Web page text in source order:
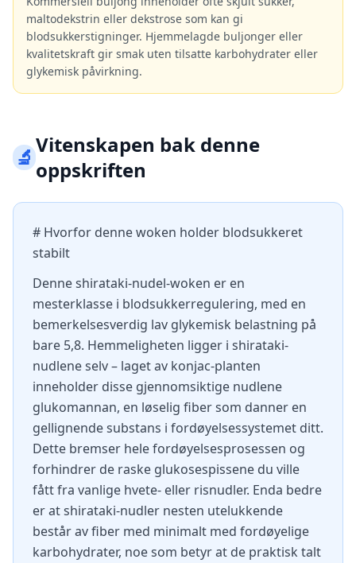
maltodekstrin eller dekstrose som kan gi
blodsukkerstigninger. Hjemmelagde buljonger eller
kvalitetskraft gir smak uten tilsatte karbohydrater eller
glykemisk påvirkning.
🔬Vitenskapen bak denne
oppskriften
# Hvorfor denne woken holder blodsukkeret
stabilt
Denne shirataki-nudel-woken er en
mesterklasse i blodsukkerregulering, med en
bemerkelsesverdig lav glykemisk belastning på
bare 5,8. Hemmeligheten ligger i shirataki-
nudlene selv – laget av konjac-planten
inneholder disse gjennomsiktige nudlene
glukomannan, en løselig fiber som danner en
gellignende substans i fordøyelsessystemet ditt.
Dette bremser hele fordøyelsesprosessen og
forhindrer de raske glukosespissene du ville
fått fra vanlige hvete- eller risnudler. Enda bedre
er at shirataki-nudler nesten utelukkende
består av fiber med minimalt med fordøyelige
karbohydrater, noe som betyr at de praktisk talt